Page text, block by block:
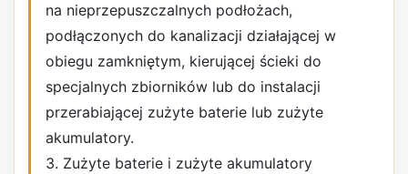
na nieprzepuszczalnych podłożach,
podłączonych do kanalizacji działającej w
obiegu zamkniętym, kierującej ścieki do
specjalnych zbiorników lub do instalacji
przerabiającej zużyte baterie lub zużyte
akumulatory.
3. Zużyte baterie i zużyte akumulatory